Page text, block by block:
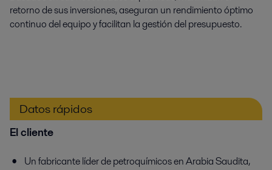
retorno de sus inversiones, aseguran un rendimiento óptimo
continuo del equipo y facilitan la gestión del presupuesto.
Datos rápidos
El cliente
Un fabricante líder de petroquímicos en Arabia Saudita,